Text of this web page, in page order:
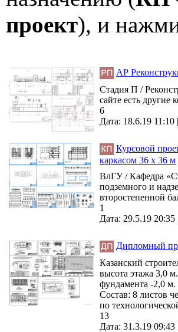
проект), и
АР
Стадия П /
сайте есть
6
Дата: 18.6.19 11:10 |
Курсовой
каркасом 36 х 36 м
ВлГУ / Кафедра
подземного и
второстепенной
1
Дата: 29.5.19 20:35 |
Дипломный
Казанский
высота этажа 3,0
фундамента -2,0
Состав: 8 листов
по
13
Дата: 31.3.19 09:43 |